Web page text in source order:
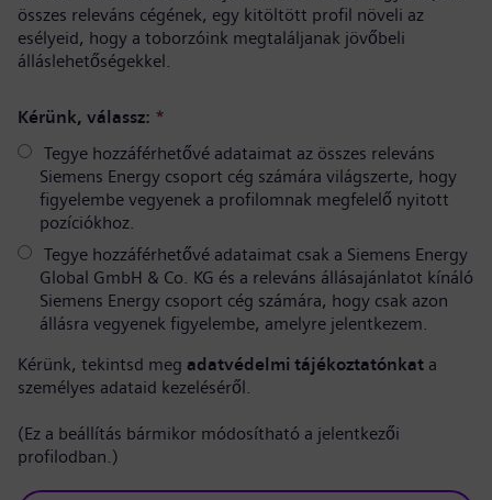
összes releváns cégének, egy kitöltött profil növeli az
esélyeid, hogy a toborzóink megtaláljanak jövőbeli
álláslehetőségekkel.
Kérünk, válassz: *
Tegye hozzáférhetővé adataimat az összes releváns
Siemens Energy csoport cég számára világszerte, hogy
figyelembe vegyenek a profilomnak megfelelő nyitott
pozíciókhoz.
Tegye hozzáférhetővé adataimat csak a Siemens Energy
Global GmbH & Co. KG és a releváns állásajánlatot kínáló
Siemens Energy csoport cég számára, hogy csak azon
állásra vegyenek figyelembe, amelyre jelentkezem.
Kérünk, tekintsd meg adatvédelmi tájékoztatónkat a
személyes adataid kezeléséről.
(Ez a beállítás bármikor módosítható a jelentkezői
profilodban.)